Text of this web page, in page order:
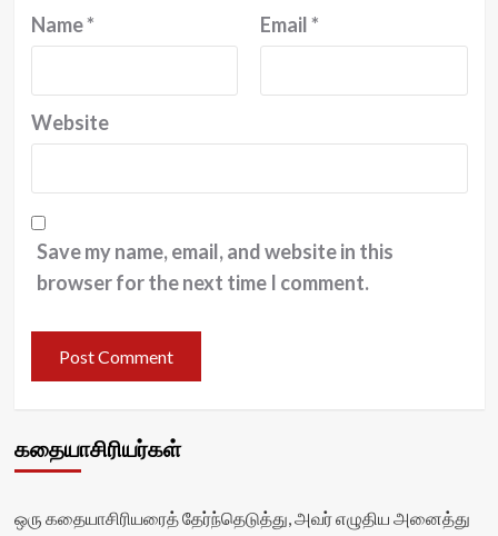
Name* Email*
Website
Save my name, email, and website in this
browser for the next time I comment.
கதையாசிரியர்கள்
ஒரு கதையாசிரியரைத் தேர்ந்தெடுத்து, அவர் எழுதிய அனைத்து